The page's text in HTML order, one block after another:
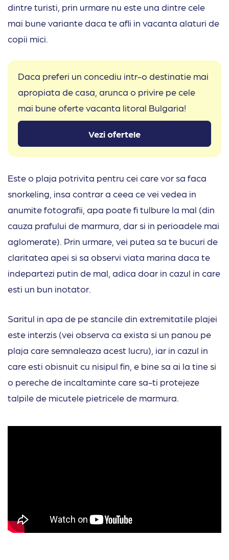
dintre turisti, prin urmare nu este una dintre cele
mai bune variante daca te afli in vacanta alaturi de
copii mici.
Daca preferi un concediu intr-o destinatie mai
apropiata de casa, arunca o privire pe cele
mai bune oferte vacanta litoral Bulgaria!
Vezi ofertele
Este o plaja potrivita pentru cei care vor sa faca
snorkeling, insa contrar a ceea ce vei vedea in
anumite fotografii, apa poate fi tulbure la mal (din
cauza prafului de marmura, dar si in perioadele mai
aglomerate). Prin urmare, vei putea sa te bucuri de
claritatea apei si sa observi viata marina daca te
indepartezi putin de mal, adica doar in cazul in care
esti un bun inotator.
Saritul in apa de pe stancile din extremitatile plajei
este interzis (vei observa ca exista si un panou pe
plaja care semnaleaza acest lucru), iar in cazul in
care esti obisnuit cu nisipul fin, e bine sa ai la tine si
o pereche de incaltaminte care sa-ti protejeze
talpile de micutele pietricele de marmura.